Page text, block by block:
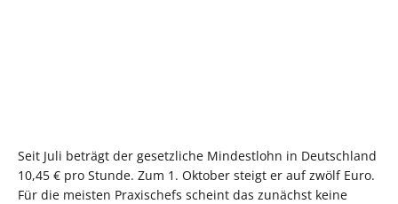
Seit Juli beträgt der gesetzliche Mindestlohn in Deutschland
10,45 € pro Stunde. Zum 1. Oktober steigt er auf zwölf Euro.
Für die meisten Praxischefs scheint das zunächst keine